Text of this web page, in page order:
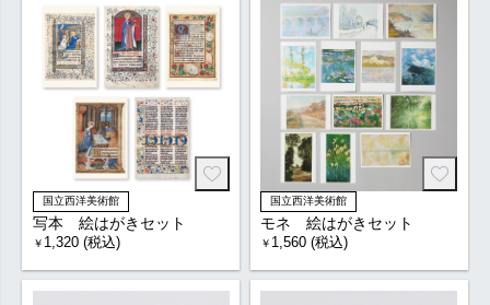
国立西洋美術館
写本 絵はがきセット
￥ 1,320 (税込)
国立西洋美術館
モネ 絵はがきセット
￥ 1,560 (税込)